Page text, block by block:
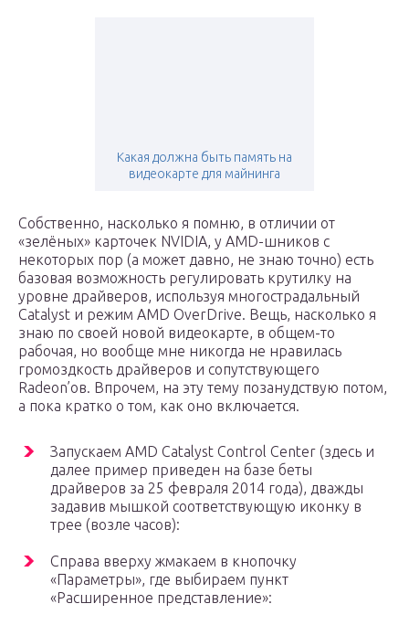
Какая должна быть память на
видеокарте для майнинга
Собственно, насколько я помню, в отличии от
«зелёных» карточек NVIDIA, у AMD-шников с
некоторых пор (а может давно, не знаю точно) есть
базовая возможность регулировать крутилку на
уровне драйверов, используя многострадальный
Catalyst и режим AMD OverDrive. Вещь, насколько я
знаю по своей новой видеокарте, в общем-то
рабочая, но вообще мне никогда не нравилась
громоздкость драйверов и сопутствующего
Radeon’ов. Впрочем, на эту тему позанудствую потом,
а пока кратко о том, как оно включается.
Запускаем AMD Catalyst Control Center (здесь и
далее пример приведен на базе беты
драйверов за 25 февраля 2014 года), дважды
задавив мышкой соответствующую иконку в
трее (возле часов):
Справа вверху жмакаем в кнопочку
«Параметры», где выбираем пункт
«Расширенное представление»: